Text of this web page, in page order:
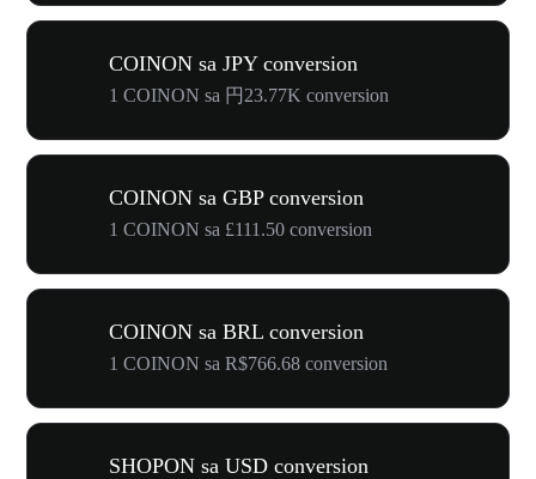
COINON sa JPY conversion
1 COINON sa 円23.77K conversion
COINON sa GBP conversion
1 COINON sa £111.50 conversion
COINON sa BRL conversion
1 COINON sa R$766.68 conversion
SHOPON sa USD conversion